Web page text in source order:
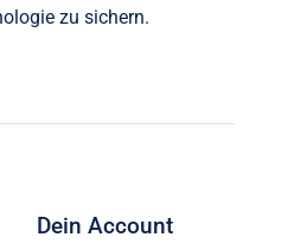
zu sichern.
Dein Account